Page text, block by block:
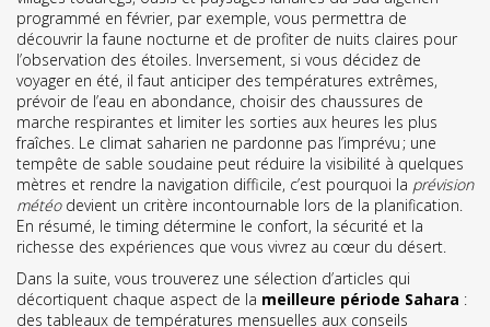
programmé en février, par exemple, vous permettra de
découvrir la faune nocturne et de profiter de nuits claires pour
l’observation des étoiles. Inversement, si vous décidez de
voyager en été, il faut anticiper des températures extrêmes,
prévoir de l’eau en abondance, choisir des chaussures de
marche respirantes et limiter les sorties aux heures les plus
fraîches. Le climat saharien ne pardonne pas l’imprévu ; une
tempête de sable soudaine peut réduire la visibilité à quelques
mètres et rendre la navigation difficile, c’est pourquoi la prévision
météodevient un critère incontournable lors de la planification.
En résumé, le timing détermine le confort, la sécurité et la
richesse des expériences que vous vivrez au cœur du désert.
Dans la suite, vous trouverez une sélection d’articles qui
décortiquent chaque aspect de la meilleure période Sahara :
des tableaux de températures mensuelles aux conseils